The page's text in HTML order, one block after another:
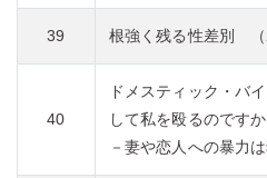
39 根強く残る性差別 （
40
ドメスティック・バ
して私を殴るのですか
－妻や恋人への暴力